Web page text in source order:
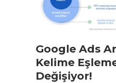
Google Ads
Kelime
Değişiyor!